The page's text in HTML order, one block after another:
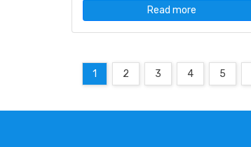
Read more
1 2 3 4 5